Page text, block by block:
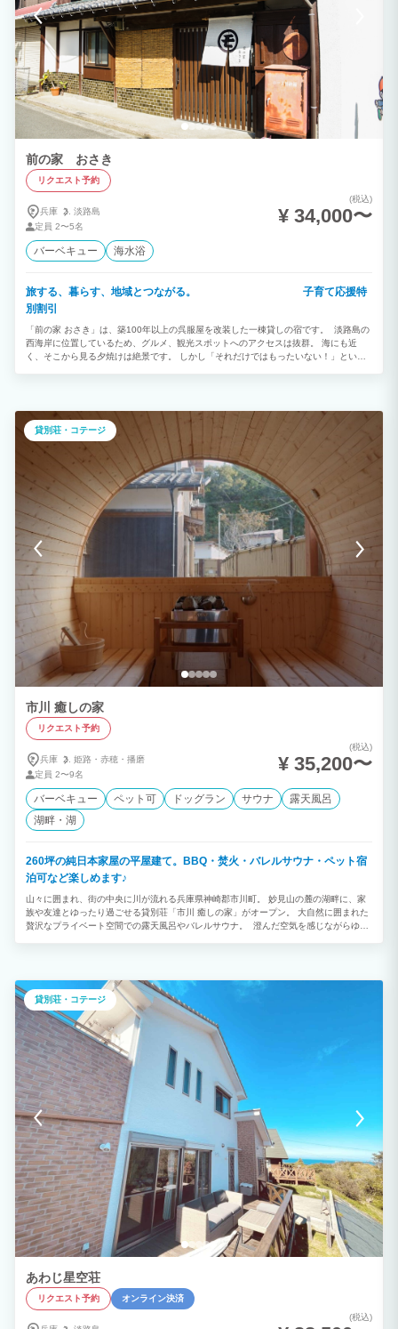
施設内を楽しんでいただけますが、他の宿泊者様にはご配慮いただきますようお願いし
ます。 ・食材やドリンクは持ち込み可能ですか？ 可能です。アルコール・ソフトドリ
ンク各種は料金に含まれています。 ただ、ドリンクのお待ち帰りはご遠慮ください。
・何を持参したら良いですか？ 食事、ドリンク、タオル、歯ブラシは揃っていますの
で、基本的には手ぶらで結構で大丈夫です。 ただし、お着替えやルームウェアが必要
な場合はお持ちください。 ・施設内で食べ物やお土産は買えますか？ 淡路島・瀬戸内
のお菓子や飲み物を販売する予定です。早めにご案内できるよう頑張ります！ ・クレ
ジットカード・キャッシュレスサービスは使えますか。 ご利用可能です。 ・素泊まり
の場合、BBQグリルはレンタル可能ですか。 人気のWeber BBQグリルとフリードリン
クを有料でご提供しています。キッチン用品や調味料は無料でお貸し出ししています。
など▼ ・コンビニ ライフ 車5分 ・鮮魚販売 新島水産 徒歩1分 ▼観光・アクテ
ィビティ▼ ・カヌー体験（事前予約）
前の家 おさき
リクエスト予約
兵庫
淡路島
定員 2〜5名
(税込)
¥ 34,000〜
バーベキュー 海水浴
旅する、暮らす、地域とつながる。 子育て応援特
別割引
「前の家 おさき」は、築100年以上の呉服屋を改装した一棟貸しの宿です。 淡路島の
西海岸に位置しているため、グルメ、観光スポットへのアクセスは抜群。 海にも近
く、そこから見る夕焼けは絶景です。 しかし「それだけではもったいない！」という
の素敵な思い出づくりのお手伝いができたらと考えております。 暖簾をくぐると、そ
こにはホッと落ち着く空間が。 玄関周りには呉服屋だった当時を偲ばせる、着物や箪
笥などを飾っております。 庭が見える快適なリビングは団らんの場所にピッタリ。 夕
食は、近くのレストランはもちろん、BBQや出前をとることもできます。 お出迎え後
は、リビングルームで季節のウェルカムフルーツを楽しんでいただきながら、宿の説明
を致します。 気になることがあれば何でも聞いてください！
貸別荘・コテージ
市川 癒しの家
リクエスト予約
兵庫 姫路・ 赤穂・ 播磨
定員 2〜9名
(税込)
¥ 35,200〜
バーベキュー ペット可 ドッグラン サウナ
露天風呂
湖畔・湖
260坪の純日本家屋の平屋建て。BBQ・焚火・バレルサウナ・ペット宿
泊可など楽しめます♪
山々に囲まれ、街の中央に川が流れる兵庫県神崎郡市川町。 妙見山の麓の湖畔に、家
族や友達とゆったり過ごせる貸別荘「市川 癒しの家」がオープン。 大自然に囲まれた
贅沢なプライベート空間での露天風呂やバレルサウナ。 澄んだ空気を感じながらゆっ
貸別荘・コテージ
あわじ星空荘
リクエスト予約 オンライン決済
(税込)